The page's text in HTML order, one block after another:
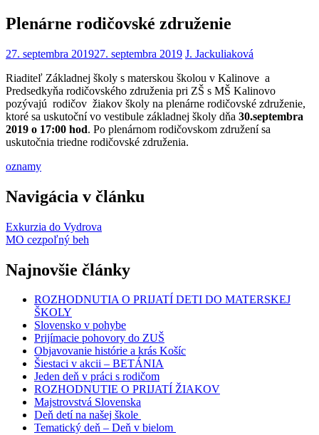
Plenárne rodičovské združenie
27. septembra 201927. septembra 2019 J. Jackuliaková
Riaditeľ Základnej školy s materskou školou v Kalinove a
Predsedkyňa rodičovského združenia pri ZŠ s MŠ Kalinovo
pozývajú rodičov žiakov školy na plenárne rodičovské združenie,
ktoré sa uskutoční vo vestibule základnej školy dňa 30.septembra
2019 o 17:00 hod. Po plenárnom rodičovskom združení sa
uskutočnia triedne rodičovské združenia.
oznamy
Navigácia v článku
Exkurzia do Vydrova
MO cezpoľný beh
Najnovšie články
ROZHODNUTIA O PRIJATÍ DETI DO MATERSKEJ
ŠKOLY
Slovensko v pohybe
Prijímacie pohovory do ZUŠ
Objavovanie histórie a krás Košíc
Šiestaci v akcii – BETÁNIA
Jeden deň v práci s rodičom
ROZHODNUTIE O PRIJATÍ ŽIAKOV
Majstrovstvá Slovenska
Deň detí na našej škole
Tematický deň – Deň v bielom